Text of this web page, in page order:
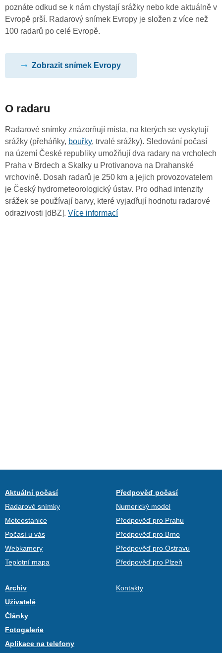
poznáte odkud se k nám chystají srážky nebo kde aktuálně v
Evropě prší. Radarový snímek Evropy je složen z více než
100 radarů po celé Evropě.
Zobrazit snímek Evropy
O radaru
Radarové snímky znázorňují místa, na kterých se vyskytují
srážky (přeháňky, bouřky, trvalé srážky). Sledování počasí
na území České republiky umožňují dva radary na vrcholech
Praha v Brdech a Skalky u Protivanova na Drahanské
vrchovině. Dosah radarů je 250 km a jejich provozovatelem
je Český hydrometeorologický ústav. Pro odhad intenzity
srážek se používají barvy, které vyjadřují hodnotu radarové
odrazivosti [dBZ]. Více informací
Aktuální počasí
Radarové snímky
Meteostanice
Počasí u vás
Webkamery
Teplotní mapa
Předpověď počasí
Numerický model
Předpověď pro Prahu
Předpověď pro Brno
Předpověď pro Ostravu
Předpověď pro Plzeň
Archiv
Uživatelé
Články
Fotogalerie
Aplikace na telefony
Kontakty